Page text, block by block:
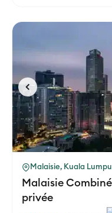
Malaisie, Kuala
Malaisie
privée